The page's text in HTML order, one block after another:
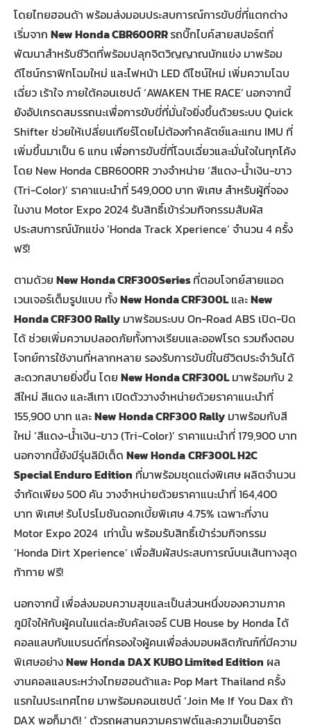
โดยไทยฮอนด้า พร้อมส่งมอบประสบการณ์การขับขี่ที่แตกต่าง
เริ่มจาก New Honda CBR600RRรถบิ๊กไบค์สายสปอร์ตที่
พัฒนาสำหรับชีวิตที่พร้อมปลุกจิตวิญญาณนักแข่ง มาพร้อม
ดีไซน์กราฟิกโฉมใหม่ และไฟหน้า LED ดีไซน์ใหม่ เพิ่มความโฉบ
เฉี่ยว เร้าใจ ภายใต้คอนเซปต์ ‘AWAKEN THE RACE’ นอกจากนี้
ยังอัปเกรดสมรรถนะเพื่อการขับขี่ที่มั่นใจยิ่งขึ้นด้วยระบบ Quick
Shifter ช่วยให้เปลี่ยนเกียร์โดยไม่ต้องกำคลัตช์และแกน IMU ที่
เพิ่มขึ้นมาเป็น 6 แกน เพื่อการขับขี่ที่โฉบเฉี่ยวและมั่นใจในทุกโค้ง
โดย New Honda CBR600RR วางจำหน่าย ‘สีแดง-น้ำเงิน-ขาว
(Tri-Color)’ ราคาแนะนำที่ 549,000 บาท พิเศษ สำหรับผู้ที่จอง
ในงาน Motor Expo 2024 รับสิทธิ์เข้าร่วมกิจกรรมสัมผัส
ประสบการณ์นักแข่ง ‘Honda Track Xperience’ จำนวน 4 ครั้ง
ฟรี!
ตามด้วย New Honda CRF300Seriesที่ตอบโจทย์สายแอด
เวนเจอร์เต็มรูปแบบ ทั้งNew Honda CRF300LและNew
Honda CRF300 Rally มาพร้อมระบบ On-Road ABS เปิด-ปิด
ได้ ช่วยเพิ่มความปลอดภัยทั้งทางเรียบและออฟโรด รวมถึงตอบ
โจทย์การใช้งานที่หลากหลาย รองรับการขับขี่ในชีวิตประจำวันได้
สะดวกสบายยิ่งขึ้น โดย New Honda CRF300Lมาพร้อมกับ 2
สีใหม่ สีแดง และสีเทา เปิดตัววางจำหน่ายด้วยราคาแนะนำที่
155,900 บาท และNew Honda CRF300 Rally มาพร้อมกับสี
ใหม่ ‘สีแดง-น้ำเงิน-ขาว (Tri-Color)’ ราคาแนะนำที่ 179,900 บาท
นอกจากนี้ยังมีรุ่นลิมิเต็ด New HondaCRF300L H2C
Special Enduro Edition ที่มาพร้อมชุดแต่งพิเศษ ผลิตจำนวน
จำกัดเพียง 500 คัน วางจำหน่ายด้วยราคาแนะนำที่ 164,400
บาท พิเศษ! รับโปรโมชันดอกเบี้ยพิเศษ 4.75% เฉพาะที่งาน
Motor Expo 2024 เท่านั้น พร้อมรับสิทธิ์เข้าร่วมกิจกรรม
‘Honda Dirt Xperience’ เพื่อสัมผัสประสบการณ์บนเส้นทางสุด
ท้าทาย ฟรี!
นอกจากนี้ เพื่อส่งมอบความสุขและเป็นส่วนหนึ่งของความภาค
ภูมิใจให้กับผู้คนในแต่ละซับคัลเจอร์ CUB House by Honda ได้
คอลแลบกับแบรนด์ที่ครองใจผู้คนเพื่อส่งมอบผลิตภัณฑ์ที่มีความ
พิเศษอย่างNew HondaDAX KUBO Limited Edition ผล
งานคอลแลบระหว่างไทยฮอนด้าและ Pop Mart Thailand ครั้ง
แรกในประเทศไทย มาพร้อมคอนเซปต์ ‘Join Me If You Dax ถ้า
DAX พอก็มาดิ! ’ ตัวรถผสานความคราฟต์และความเป็นอาร์ต